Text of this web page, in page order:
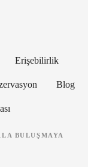
Erişebilirlik
Blog
BULUŞMAYA